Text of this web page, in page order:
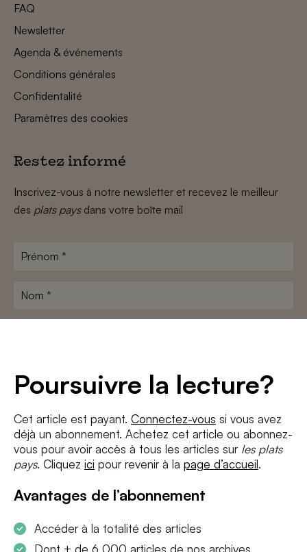
Poursuivre la lecture?
Cet article est payant. Connectez-vous si vous avez
déjà un abonnement. Achetez cet article ou abonnez-
vous pour avoir accès à tous les articles sur les plats
pays. Cliquez ici pour revenir à la page d’accueil.
Avantages de l’abonnement
Accéder à la totalité des articles
Dont + de 6 000 articles de nos archives
FAQ
Newsletter
Agenda & événements
Conditions générales
Confidentalité
Paramètres des cookies
Restez informé
Inscrivez-vous à notre newsletter et recevez le meilleur
des plats paysdans votre boîte mail
Prénom
Nom
J'accepte les termes et conditions etla politique de confidentialité
S'INSCRIRE